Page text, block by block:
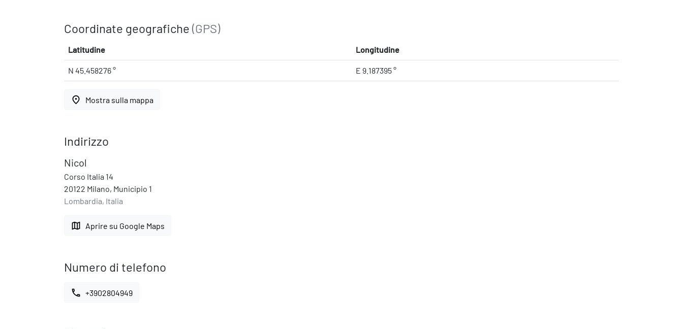
Coordinate geografiche (GPS)
Latitudine Longitudine
N 45.458276 ° E 9.187395 °
place Mostra sulla mappa
Indirizzo
Nicol
Corso Italia 14
20122 Milano, Municipio 1
Lombardia, Italia
map Aprire su Google Maps
Numero di telefono
call +3902804949